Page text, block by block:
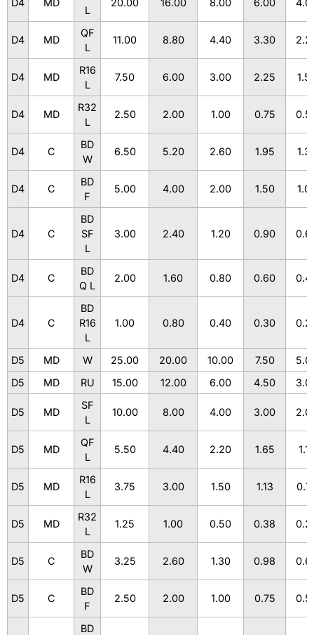
L
D4 MD
QF
L
11.00 8.80 4.40 3.30
D4 MD
R16
L
7.50 6.00 3.00 2.25
D4 MD
R32
L
2.50 2.00 1.00 0.75
D4 C
BD
W
6.50 5.20 2.60 1.95
D4 C
BD
F
5.00 4.00 2.00 1.50
D4 C
BD
SF
L
3.00 2.40 1.20 0.90
D4 C
BD
Q L
2.00 1.60 0.80 0.60
D4 C
BD
R16
L
1.00 0.80 0.40 0.30
D5 MD W 25.00 20.00 10.00 7.50
D5
MD RU 15.00 12.00 6.00 4.50
D5 MD
SF
L
10.00 8.00 4.00 3.00
D5 MD
QF
L
5.50 4.40 2.20 1.65
D5 MD
R16
L
3.75 3.00 1.50 1.13
D5 MD
R32
L
1.25 1.00 0.50 0.38
D5 C
BD
W
3.25 2.60 1.30 0.98
D5 C
BD
F
2.50 2.00 1.00 0.75
BD